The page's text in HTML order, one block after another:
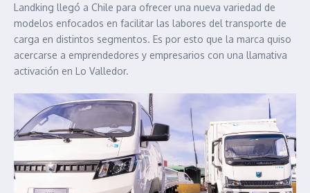
Landking llegó a Chile para ofrecer una nueva variedad de
modelos enfocados en facilitar las labores del transporte de
carga en distintos segmentos. Es por esto que la marca quiso
acercarse a emprendedores y empresarios con una llamativa
activación en Lo Valledor.